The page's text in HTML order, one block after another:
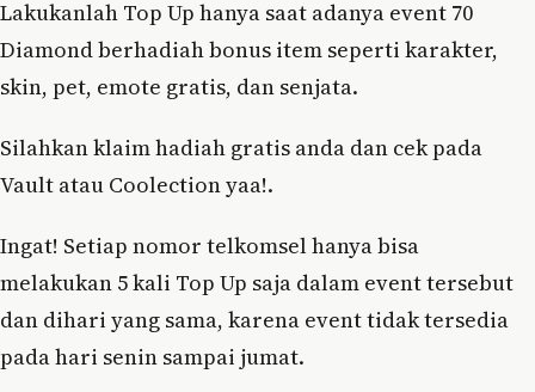
Lakukanlah Top Up hanya saat adanya event 70
Diamond berhadiah bonus item seperti karakter,
skin, pet, emote gratis, dan senjata.
Silahkan klaim hadiah gratis anda dan cek pada
Vault atau Coolection yaa!.
Ingat! Setiap nomor telkomsel hanya bisa
melakukan 5 kali Top Up saja dalam event tersebut
dan dihari yang sama, karena event tidak tersedia
pada hari senin sampai jumat.